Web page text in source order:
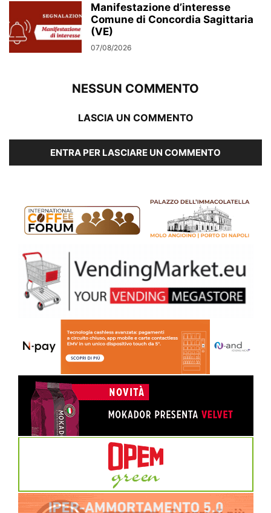
Manifestazione d’interesse
Comune di Concordia Sagittaria
(VE)
07/08/2026
NESSUN COMMENTO
LASCIA UN COMMENTO
ENTRA PER LASCIARE UN COMMENTO